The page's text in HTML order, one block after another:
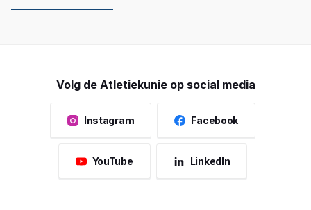
Volg de Atletiekunie op social media
Instagram Facebook
YouTube LinkedIn